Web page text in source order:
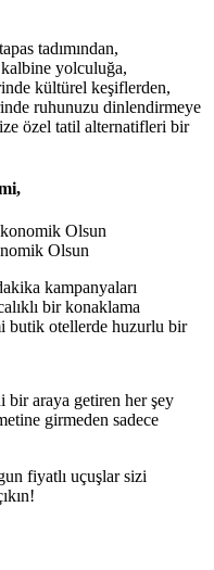
tadımından,
yolculuğa,
kültürel keşiflerden,
ruhunuzu dinlendirmeye
özel tatil alternatifleri bir
Olsun
kampanyaları
bir konaklama
butik otellerde huzurlu bir
araya getiren her şey
girmeden sadece
fiyatlı uçuşlar sizi